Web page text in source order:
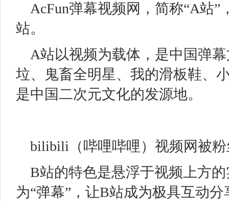
AcFun弹幕视频网，简称“A站
站。
A站以视频为载体，是中国弹
垃、鬼畜全明星、我的滑板鞋、
是中国二次元文化的发源地。
bilibili（哔哩哔哩）视频网被
B站的特色是悬浮于视频上方
为“弹幕”，让B站成为极具互动